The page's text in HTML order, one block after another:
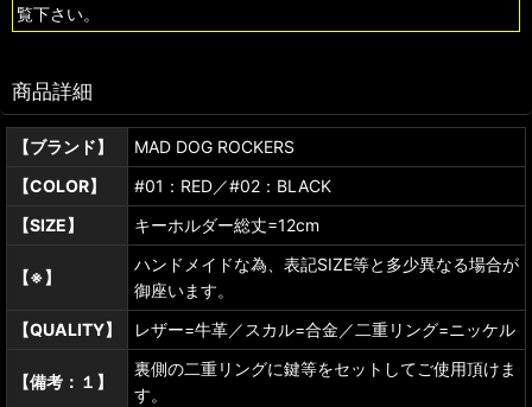
覧下さい。
商品詳細
【ブランド】
MAD DOG ROCKERS
【COLOR】
#01：RED／#02：BLACK
【SIZE】
キーホルダー総丈=12cm
【※】
ハンドメイドな為、表記SIZE等と多少異なる場合が
御座います。
【QUALITY】
レザー=牛革／スカル=合金／二重リング=ニッケル
【備考：１】
裏側の二重リングに鍵等をセットしてご使用頂けま
す。